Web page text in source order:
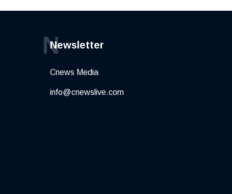
Newsletter
N
Cnews Media
info@cnewslive.com